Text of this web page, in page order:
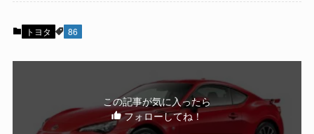
トヨタ 86
この記事が気に入ったら
フォローしてね！